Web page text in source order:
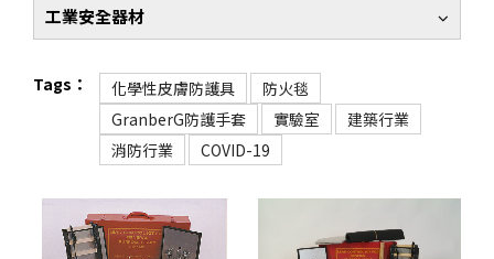
工業安全器材
Tags： 化學性皮膚防護具
防火毯
GranberG防護手套
實驗室
建築行業
消防行業
COVID-19